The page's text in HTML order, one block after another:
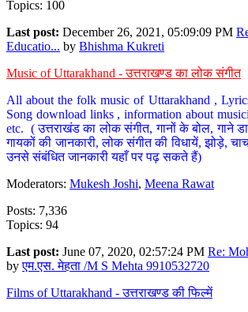
Topics: 100
Last post: December 26, 2021, 05:09:09 PM
Educatio... by Bhishma Kukreti
Music of Uttarakhand - उत्तराखण्ड का लोक संगीत
All about the folk music of Uttarakhand ,
Song download links , information about
etc. ( उत्तराखंड का लोक संगीत, गानों के बोल, गाने
गायकों की जानकारी, लोक संगीत की विधायें, झोड़े,
उनसे संबंधित जानकारी यहाँ पर पढ़ सकते हैं)
Moderators: Mukesh Joshi, Meena Rawat
Posts: 7,336
Topics: 94
Last post: June 07, 2020, 02:57:24 PM Re:
byएम.एस. मेहता /M S Mehta 9910532720
Films of Uttarakhand - उत्तराखण्ड की फिल्में